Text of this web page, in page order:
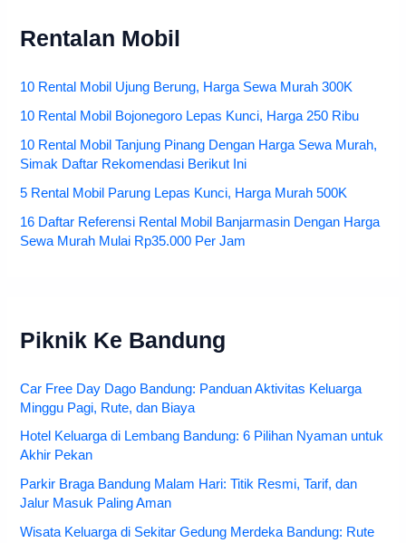
Rentalan Mobil
10 Rental Mobil Ujung Berung, Harga Sewa Murah 300K
10 Rental Mobil Bojonegoro Lepas Kunci, Harga 250 Ribu
10 Rental Mobil Tanjung Pinang Dengan Harga Sewa Murah,
Simak Daftar Rekomendasi Berikut Ini
5 Rental Mobil Parung Lepas Kunci, Harga Murah 500K
16 Daftar Referensi Rental Mobil Banjarmasin Dengan Harga
Sewa Murah Mulai Rp35.000 Per Jam
Piknik Ke Bandung
Car Free Day Dago Bandung: Panduan Aktivitas Keluarga
Minggu Pagi, Rute, dan Biaya
Hotel Keluarga di Lembang Bandung: 6 Pilihan Nyaman untuk
Akhir Pekan
Parkir Braga Bandung Malam Hari: Titik Resmi, Tarif, dan
Jalur Masuk Paling Aman
Wisata Keluarga di Sekitar Gedung Merdeka Bandung: Rute